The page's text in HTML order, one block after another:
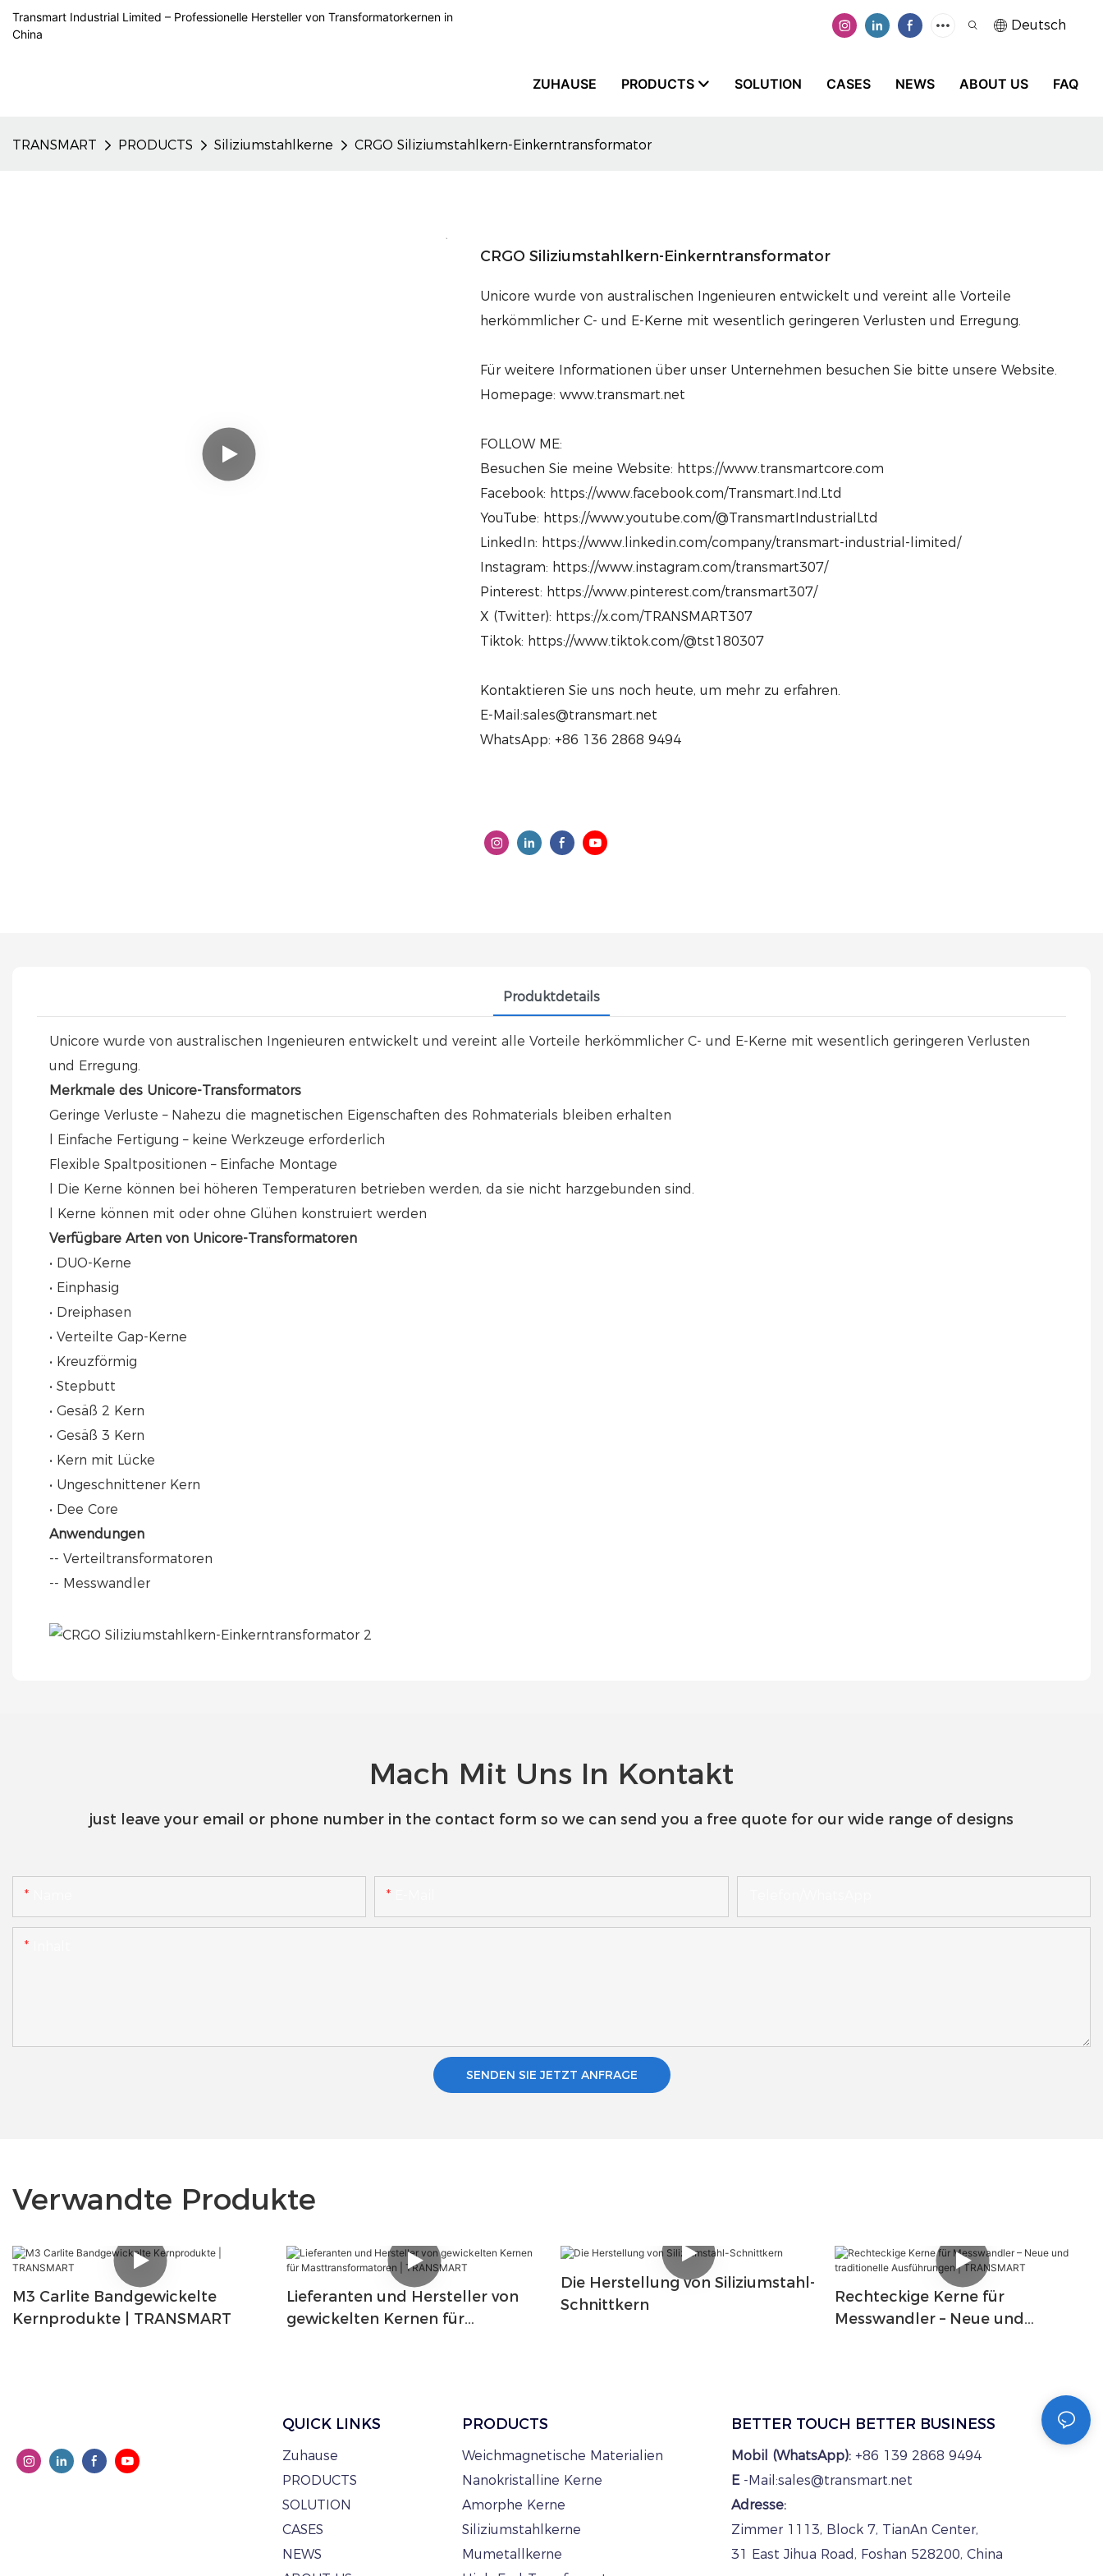
Transmart Industrial Limited – Professionelle Hersteller von Transformatorkernen in
China
Deutsch
ZUHAUSE PRODUCTS SOLUTION CASES NEWS ABOUT US FAQ
TRANSMART PRODUCTS Siliziumstahlkerne CRGO Siliziumstahlkern-Einkerntransformator
CRGO Siliziumstahlkern-Einkerntransformator
Unicore wurde von australischen Ingenieuren entwickelt und vereint alle Vorteile
herkömmlicher C- und E-Kerne mit wesentlich geringeren Verlusten und Erregung.
Für weitere Informationen über unser Unternehmen besuchen Sie bitte unsere Website.
Homepage: www.transmart.net
FOLLOW ME:
Besuchen Sie meine Website: https://www.transmartcore.com
Facebook: https://www.facebook.com/Transmart.Ind.Ltd
YouTube: https://www.youtube.com/@TransmartIndustrialLtd
LinkedIn: https://www.linkedin.com/company/transmart-industrial-limited/
Instagram: https://www.instagram.com/transmart307/
Pinterest: https://www.pinterest.com/transmart307/
X (Twitter): https://x.com/TRANSMART307
Tiktok: https://www.tiktok.com/@tst180307
Kontaktieren Sie uns noch heute, um mehr zu erfahren.
E-Mail:sales@transmart.net
WhatsApp: +86 136 2868 9494
Produktdetails
Unicore wurde von australischen Ingenieuren entwickelt und vereint alle Vorteile herkömmlicher C- und E-Kerne mit wesentlich geringeren Verlusten
und Erregung.
Merkmale des Unicore-Transformators
Geringe Verluste – Nahezu die magnetischen Eigenschaften des Rohmaterials bleiben erhalten
l Einfache Fertigung – keine Werkzeuge erforderlich
Flexible Spaltpositionen – Einfache Montage
l Die Kerne können bei höheren Temperaturen betrieben werden, da sie nicht harzgebunden sind.
l Kerne können mit oder ohne Glühen konstruiert werden
Verfügbare Arten von Unicore-Transformatoren
• DUO-Kerne
• Einphasig
• Dreiphasen
• Verteilte Gap-Kerne
• Kreuzförmig
• Stepbutt
• Gesäß 2 Kern
• Gesäß 3 Kern
• Kern mit Lücke
• Ungeschnittener Kern
• Dee Core
Anwendungen
-- Verteiltransformatoren
-- Messwandler
Mach Mit Uns In Kontakt
just leave your email or phone number in the contact form so we can send you a free quote for our wide range of designs
SENDEN SIE JETZT ANFRAGE
Verwandte Produkte
M3 Carlite Bandgewickelte
Kernprodukte | TRANSMART
Lieferanten und Hersteller von
gewickelten Kernen für
Die Herstellung von Siliziumstahl-
Schnittkern
Rechteckige Kerne für
Messwandler – Neue und
QUICK LINKS
Zuhause
PRODUCTS
SOLUTION
CASES
NEWS
PRODUCTS
Weichmagnetische Materialien
Nanokristalline Kerne
Amorphe Kerne
Siliziumstahlkerne
Mumetallkerne
BETTER TOUCH BETTER BUSINESS
Mobil (WhatsApp): +86 139 2868 9494
E-Mail:sales@transmart.net
Adresse:
Zimmer 1113, Block 7, TianAn Center,
31 East Jihua Road, Foshan 528200, China